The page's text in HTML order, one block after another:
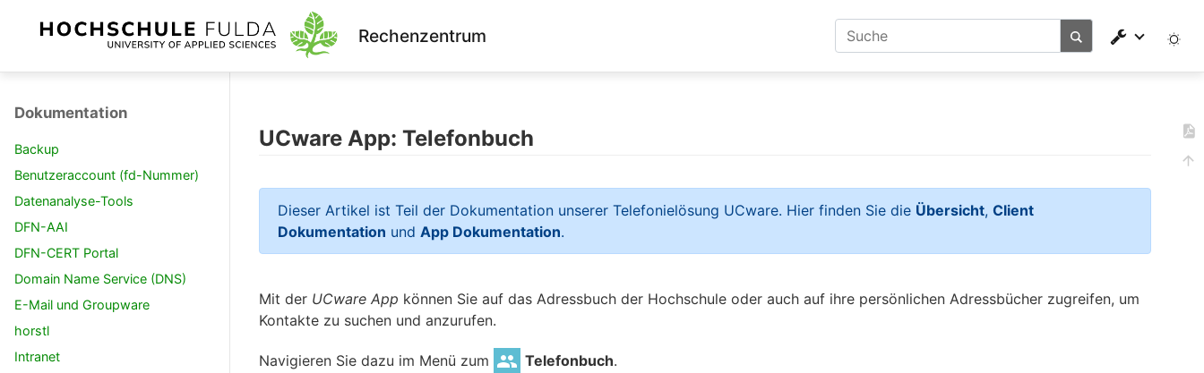
Rechenzentrum
Dokumentation
Backup
Benutzeraccount (fd-Nummer)
Datenanalyse-Tools
DFN-AAI
DFN-CERT Portal
Domain Name Service (DNS)
E-Mail und Groupware
horstl
Intranet
UCware App: Telefonbuch
Dieser Artikel ist Teil der Dokumentation unserer Telefonielösung UCware. Hier finden Sie die Übersicht, Client
Dokumentation und App Dokumentation.
Mit der UCware App können Sie auf das Adressbuch der Hochschule oder auch auf ihre persönlichen Adressbücher zugreifen, um
Kontakte zu suchen und anzurufen.
Navigieren Sie dazu im Menü zum Telefonbuch.